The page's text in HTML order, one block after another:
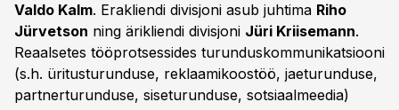
Valdo Kalm. Erakliendi divisjoni asub juhtima Riho
Jürvetson ning ärikliendi divisjoni Jüri Kriisemann.
Reaalsetes tööprotsessides turunduskommunikatsiooni
(s.h. üritusturunduse, reklaamikoostöö, jaeturunduse,
partnerturunduse, siseturunduse, sotsiaalmeedia)